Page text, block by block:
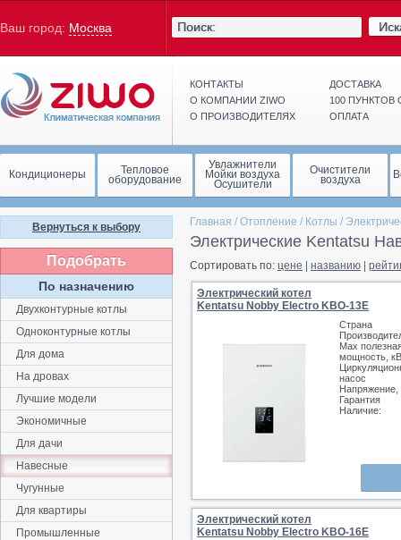
Ваш город: Москва
КОНТАКТЫ
О КОМПАНИИ ZIWO
О ПРОИЗВОДИТЕЛЯХ
ДОСТАВКА
100
ОПЛАТА
Кондиционеры Тепловое
оборудование
Увлажнители
Мойки воздуха
Осушители
Очистители
воздуха
Главная / Отопление / Котлы /
Электрические Kentatsu
Сортировать по: цене названию
Электрический котел
Kentatsu Nobby Electro KBO-13E
Страна
Max
мощность,
насос
Напряжение,
Гарантия
Наличие:
Электрический котел
Kentatsu Nobby Electro KBO-16E
Вернуться к выбору
Подобрать
По назначению
Двухконтурные котлы
Одноконтурные котлы
Для дома
На дровах
Лучшие модели
Экономичные
Для дачи
Навесные
Чугунные
Для квартиры
Промышленные